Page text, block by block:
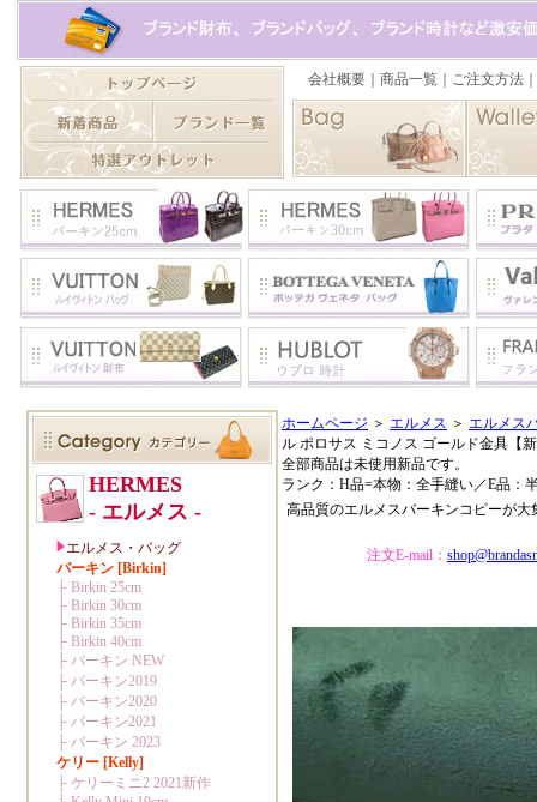
ホームページ ＞ エルメス ＞ エルメス
ル ポロサス ミコノス ゴールド金具【
全部商品は未使用新品です。
ランク：H品=本物：全手縫い／E品：
高品質のエルメスバーキンコピーが
注文E-mail：